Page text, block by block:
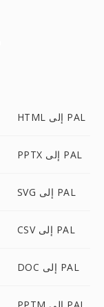
HTML إلى PAL
PPTX إلى PAL
SVG إلى PAL
CSV إلى PAL
DOC إلى PAL